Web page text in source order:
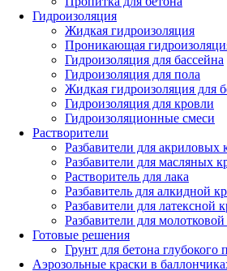
Гидроизоляция
Жидкая гидроизоляция
Проникающая
Гидроизоляция для бассейна
Гидроизоляция для пола
Жидкая гидроизоляция для
Гидроизоляция для кровли
Гидроизоляционные смеси
Растворители
Разбавители для акриловых
Разбавители для масляных
Растворитель для лака
Разбавитель для алкидной
Разбавители для латексной
Разбавители для молотковой
Готовые решения
Грунт для бетона глубокого
Аэрозольные краски в